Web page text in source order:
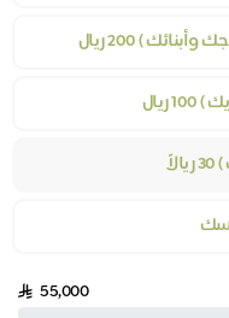
) 200 ريال
55,000